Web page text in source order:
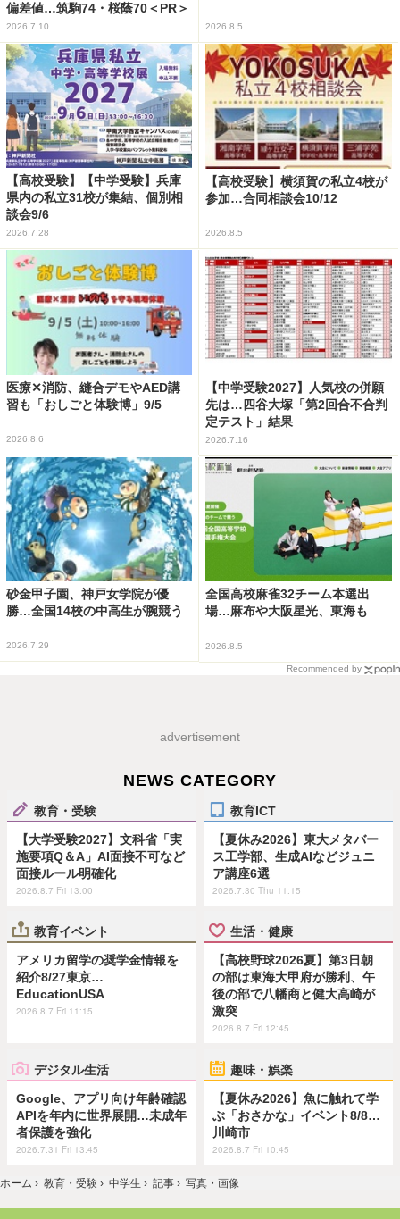
偏差値…筑駒74・桜蔭70＜PR＞
2026.7.10 2026.8.5
【高校受験】【中学受験】兵庫
県内の私立31校が集結、個別相
談会9/6
2026.7.28
【高校受験】横須賀の私立4校が
参加…合同相談会10/12
2026.8.5
医療✕消防、縫合デモやAED講
習も「おしごと体験博」9/5
2026.8.6
【中学受験2027】人気校の併願
先は…四谷大塚「第2回合不合判
定テスト」結果
2026.7.16
砂金甲子園、神戸女学院が優
勝…全国14校の中高生が腕競う
2026.7.29
全国高校麻雀32チーム本選出
場…麻布や大阪星光、東海も
2026.8.5
Recommended by
advertisement
NEWS CATEGORY
教育・受験
【大学受験2027】文科省「実
施要項Q＆A」AI面接不可など
面接ルール明確化
2026.8.7 Fri 13:00
教育ICT
【夏休み2026】東大メタバー
ス工学部、生成AIなどジュニ
ア講座6選
2026.7.30 Thu 11:15
教育イベント
アメリカ留学の奨学金情報を
紹介8/27東京…
EducationUSA
2026.8.7 Fri 11:15
生活・健康
【高校野球2026夏】第3日朝
の部は東海大甲府が勝利、午
後の部で八幡商と健大高崎が
激突
2026.8.7 Fri 12:45
デジタル生活
Google、アプリ向け年齢確認
APIを年内に世界展開…未成年
者保護を強化
2026.7.31 Fri 13:45
趣味・娯楽
【夏休み2026】魚に触れて学
ぶ「おさかな」イベント8/8…
川崎市
2026.8.7 Fri 10:45
ホーム › 教育・受験 › 中学生 › 記事 › 写真・画像